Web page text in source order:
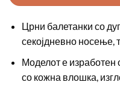
Црни балетанки со
секојдневно носење,
Моделот е изработен
со кожна влошка,